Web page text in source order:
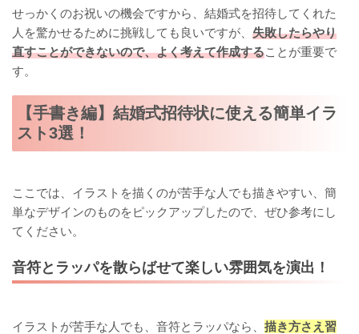
せっかくのお祝いの機会ですから、結婚式を招待してくれた
人を驚かせるために挑戦しても良いですが、 失敗したらやり
直すことができないので、よく考えて作成することが重要で
す。
【手書き編】結婚式招待状に使える簡単イラ
スト3選！
ここでは、イラストを描くのが苦手な人でも描きやすい、簡
単なデザインのものをピックアップしたので、ぜひ参考にし
てください。
音符とラッパを散らばせて楽しい雰囲気を演出！
イラストが苦手な人でも、音符とラッパなら、 描き方さえ習